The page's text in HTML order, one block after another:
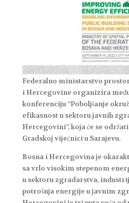
Federalno ministarstvo
i Hercegovine organizira
konferenciju “Poboljšanje
efikasnost u sektoru javnih
Hercegovini”, koja će se
Gradskoj vijećnici u Sarajevu.
Bosna i Hercegovina je
sa vrlo visokim stepenom
u sektoru zgradarstva,
potrošnja energije u javnim